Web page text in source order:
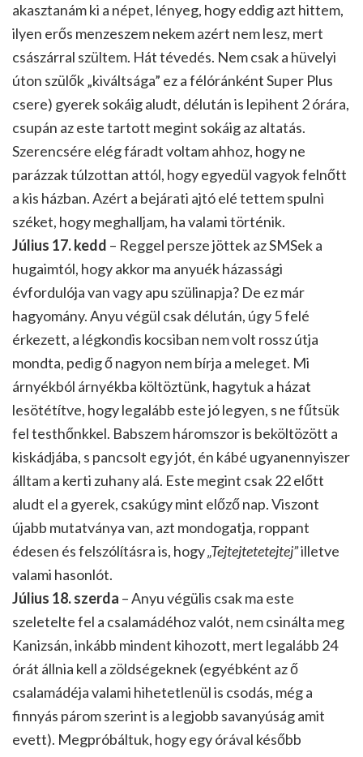
akasztanám ki a népet, lényeg, hogy eddig azt hittem,
ilyen erős menzeszem nekem azért nem lesz, mert
császárral szültem. Hát tévedés. Nem csak a hüvelyi
úton szülők „kiváltsága” ez a félóránként Super Plus
csere) gyerek sokáig aludt, délután is lepihent 2 órára,
csupán az este tartott megint sokáig az altatás.
Szerencsére elég fáradt voltam ahhoz, hogy ne
parázzak túlzottan attól, hogy egyedül vagyok felnőtt
a kis házban. Azért a bejárati ajtó elé tettem spulni
széket, hogy meghalljam, ha valami történik.
Július 17. kedd – Reggel persze jöttek az SMSek a
hugaimtól, hogy akkor ma anyuék házassági
évfordulója van vagy apu szülinapja? De ez már
hagyomány. Anyu végül csak délután, úgy 5 felé
érkezett, a légkondis kocsiban nem volt rossz útja
mondta, pedig ő nagyon nem bírja a meleget. Mi
árnyékból árnyékba költöztünk, hagytuk a házat
lesötétítve, hogy legalább este jó legyen, s ne fűtsük
fel testhőnkkel. Babszem háromszor is beköltözött a
kiskádjába, s pancsolt egy jót, én kábé ugyanennyiszer
álltam a kerti zuhany alá. Este megint csak 22 előtt
aludt el a gyerek, csakúgy mint előző nap. Viszont
újabb mutatványa van, azt mondogatja, roppant
édesen és felszólításra is, hogy„Tejtejtetetejtej”illetve
valami hasonlót.
Július 18. szerda – Anyu végülis csak ma este
szeletelte fel a csalamádéhoz valót, nem csinálta meg
Kanizsán, inkább mindent kihozott, mert legalább 24
órát állnia kell a zöldségeknek (egyébként az ő
csalamádéja valami hihetetlenül is csodás, még a
finnyás párom szerint is a legjobb savanyúság amit
evett). Megpróbáltuk, hogy egy órával később